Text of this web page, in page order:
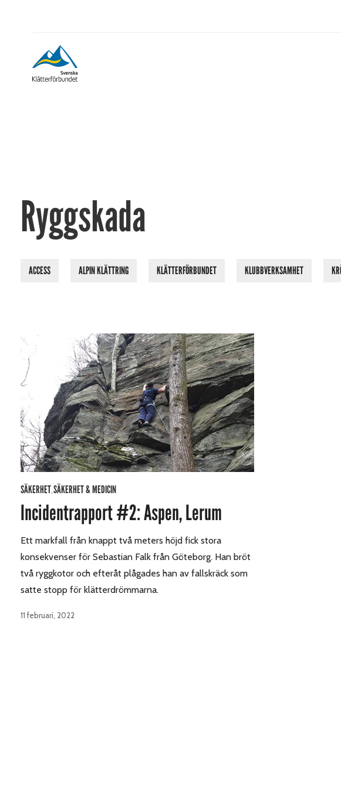
Ryggskada
ACCESS ALPIN KLÄTTRING KLÄTTERFÖRBUNDET KLUBBVERKSAMHET
SÄKERHET,SÄKERHET & MEDICIN
Incidentrapport #2: Aspen, Lerum
Ett markfall från knappt två meters höjd fick stora
konsekvenser för Sebastian Falk från Göteborg. Han bröt
två ryggkotor och efteråt plågades han av fallskräck som
satte stopp för klätterdrömmarna.
11 februari, 2022